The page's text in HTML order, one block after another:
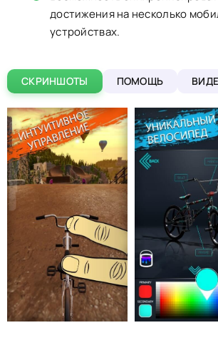
достижения на несколько
устройствах.
СКРИНШОТЫ ПОМОЩЬ